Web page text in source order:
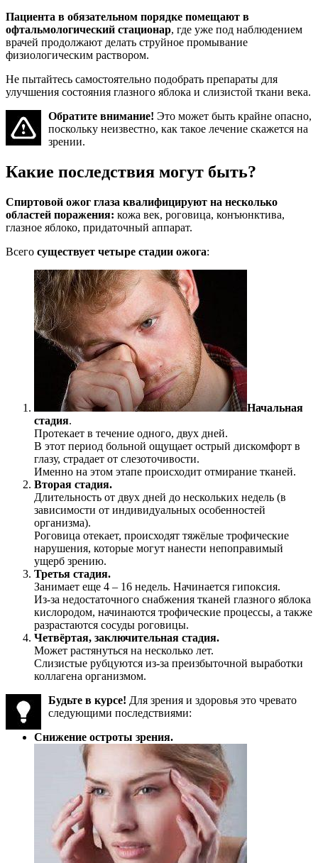
Пациента в обязательном порядке помещают в
офтальмологический стационар, где уже под наблюдением
врачей продолжают делать струйное промывание
физиологическим раствором.
Не пытайтесь самостоятельно подобрать препараты для
улучшения состояния глазного яблока и слизистой ткани века.
Обратите внимание! Это может быть крайне опасно,
поскольку неизвестно, как такое лечение скажется на
зрении.
Какие последствия могут быть?
Спиртовой ожог глаза квалифицируют на несколько
областей поражения: кожа век, роговица, конъюнктива,
глазное яблоко, придаточный аппарат.
Всего существует четыре стадии ожога:
Начальная
стадия.
Протекает в течение одного, двух дней.
В этот период больной ощущает острый дискомфорт в
глазу, страдает от слезоточивости.
Именно на этом этапе происходит отмирание тканей.
Вторая стадия.
Длительность от двух дней до нескольких недель (в
зависимости от индивидуальных особенностей
организма).
Роговица отекает, происходят тяжёлые трофические
нарушения, которые могут нанести непоправимый
ущерб зрению.
Третья стадия.
Занимает еще 4 – 16 недель. Начинается гипоксия.
Из-за недостаточного снабжения тканей глазного яблока
кислородом, начинаются трофические процессы, а также
разрастаются сосуды роговицы.
Четвёртая, заключительная стадия.
Может растянуться на несколько лет.
Слизистые рубцуются из-за преизбыточной выработки
коллагена организмом.
Будьте в курсе! Для зрения и здоровья это чревато
следующими последствиями:
Снижение остроты зрения.